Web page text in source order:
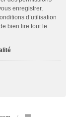
enregistrer,
d’utilisation
bien lire tout le